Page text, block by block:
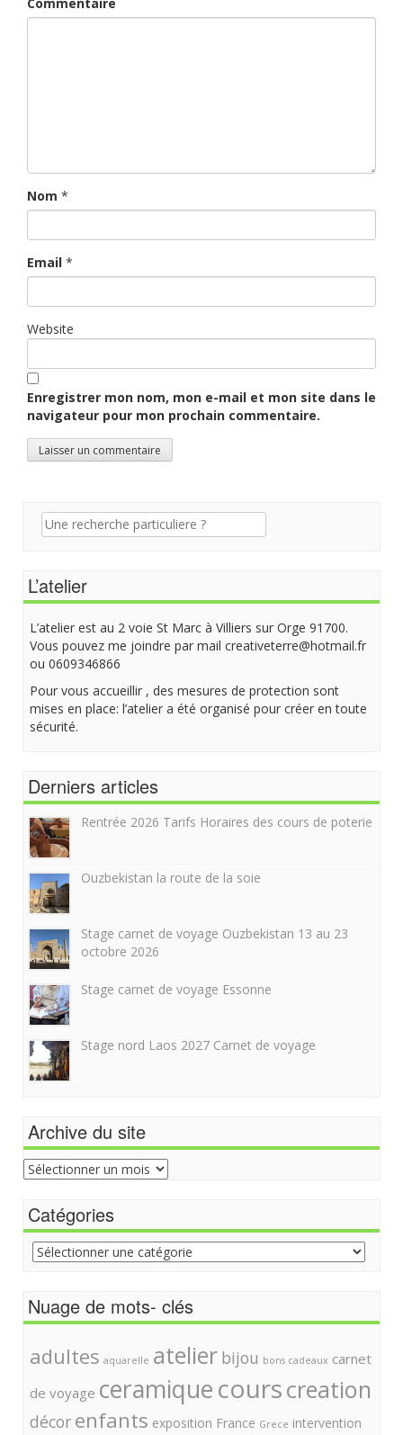
Nom *
Email *
Website
Enregistrer mon nom, mon e-mail et mon site dans le
navigateur pour mon prochain commentaire.
Recherche
pour:
L’atelier
L’atelier est au 2 voie St Marc à Villiers sur Orge 91700.
Vous pouvez me joindre par mail creativeterre@hotmail.fr
ou 0609346866
Pour vous accueillir , des mesures de protection sont
mises en place: l’atelier a été organisé pour créer en toute
sécurité.
Derniers articles
Rentrée 2026 Tarifs Horaires des cours de poterie
Ouzbekistan la route de la soie
Stage carnet de voyage Ouzbekistan 13 au 23
octobre 2026
Stage carnet de voyage Essonne
Stage nord Laos 2027 Carnet de voyage
Archive du site
Archive
du
Catégories
Catégories
Nuage de mots- clés
adultes aquarelle atelier bijou bons cadeaux carnet
de voyage ceramiquecourscreation
décor enfants exposition France Grece intervention